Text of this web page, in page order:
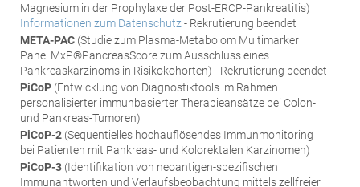
Magnesium in der Prophylaxe der Post-ERCP-Pankreatitis)
Informationen zum Datenschutz - Rekrutierung beendet
META-PAC (Studie zum Plasma-Metabolom Multimarker
Panel MxP®PancreasScore zum Ausschluss eines
Pankreaskarzinoms in Risikokohorten) - Rekrutierung beendet
PiCoP (Entwicklung von Diagnostiktools im Rahmen
personalisierter immunbasierter Therapieansätze bei Colon-
und Pankreas-Tumoren)
PiCoP-2 (Sequentielles hochauflösendes Immunmonitoring
bei Patienten mit Pankreas- und Kolorektalen Karzinomen)
PiCoP-3 (Identifikation von neoantigen-spezifischen
Immunantworten und Verlaufsbeobachtung mittels zellfreier